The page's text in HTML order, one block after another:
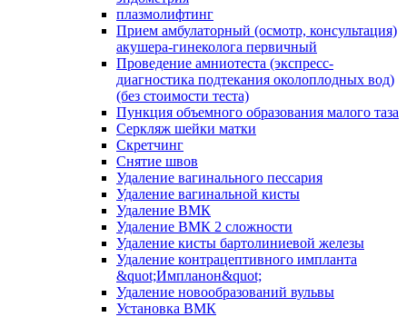
плазмолифтинг
Прием амбулаторный (осмотр, консультация)
акушера-гинеколога первичный
Проведение амниотеста (экспресс-
диагностика подтекания околоплодных вод)
(без стоимости теста)
Пункция объемного образования малого таза
Серкляж шейки матки
Скретчинг
Снятие швов
Удаление вагинального пессария
Удаление вагинальной кисты
Удаление ВМК
Удаление ВМК 2 сложности
Удаление кисты бартолиниевой железы
Удаление контрацептивного импланта
&quot;Импланон&quot;
Удаление новообразований вульвы
Установка ВМК